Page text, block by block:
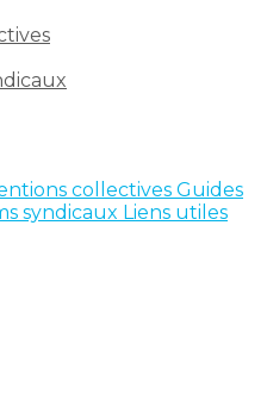
collectives Guides
syndicaux Liens utiles